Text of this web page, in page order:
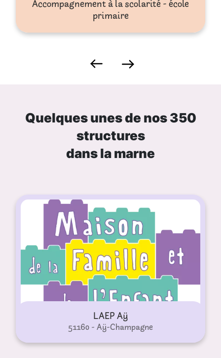
Accompagnement à la scolarité - école
primaire
Quelques unes de nos 350
structures
dans la marne
LAEP Aÿ
51160 - Aÿ-Champagne